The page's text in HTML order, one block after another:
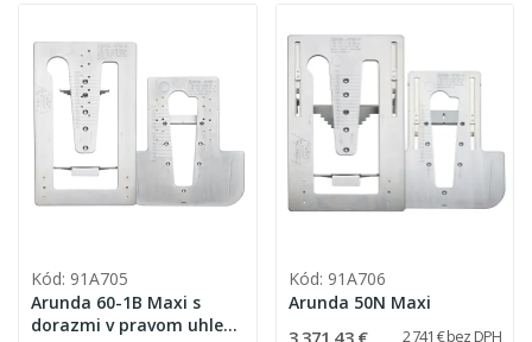
Kód: 91A705
Arunda 60-1B Maxi s
dorazmi v pravom uhle
Kód: 91A706
Arunda 50N Maxi
3 371,43 € 2 741 € bez DPH